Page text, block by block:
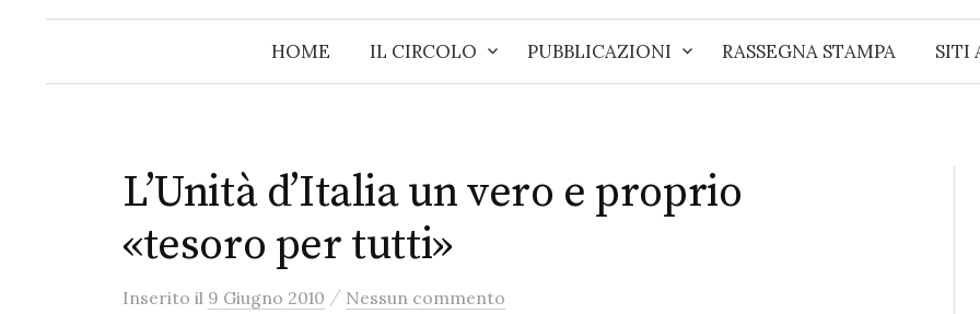
HOME IL CIRCOLO PUBBLICAZIONI RASSEGNA STAMPA SITI
L’Unità d’Italia un vero e proprio
«tesoro per tutti»
Inserito il 9 Giugno 2010 / Nessun commento